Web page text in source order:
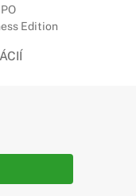
Edition